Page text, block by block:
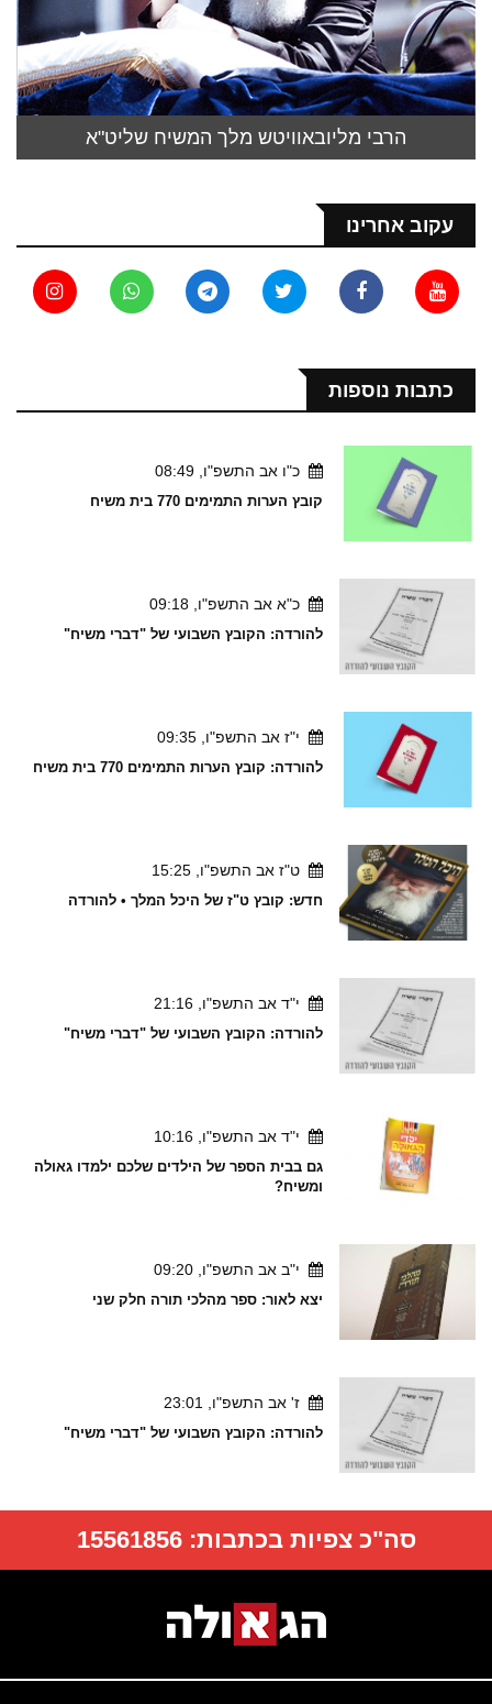
הרבי מליובאוויטש מלך המשיח שליט"א
עקוב אחרינו
כתבות נוספות
כ"ו אב התשפ"ו, 08:49
קובץ הערות התמימים 770 בית משיח
כ"א אב התשפ"ו, 09:18
להורדה: הקובץ השבועי של "דברי משיח"
י"ז אב התשפ"ו, 09:35
להורדה: קובץ הערות התמימים 770 בית משיח
ט"ז אב התשפ"ו, 15:25
חדש: קובץ ט"ז של היכל המלך • להורדה
י"ד אב התשפ"ו, 21:16
להורדה: הקובץ השבועי של "דברי משיח"
י"ד אב התשפ"ו, 10:16
גם בבית הספר של הילדים שלכם ילמדו גאולה
ומשיח?
י"ב אב התשפ"ו, 09:20
יצא לאור: ספר מהלכי תורה חלק שני
ז' אב התשפ"ו, 23:01
להורדה: הקובץ השבועי של "דברי משיח"
סה"כ צפיות בכתבות:15561856